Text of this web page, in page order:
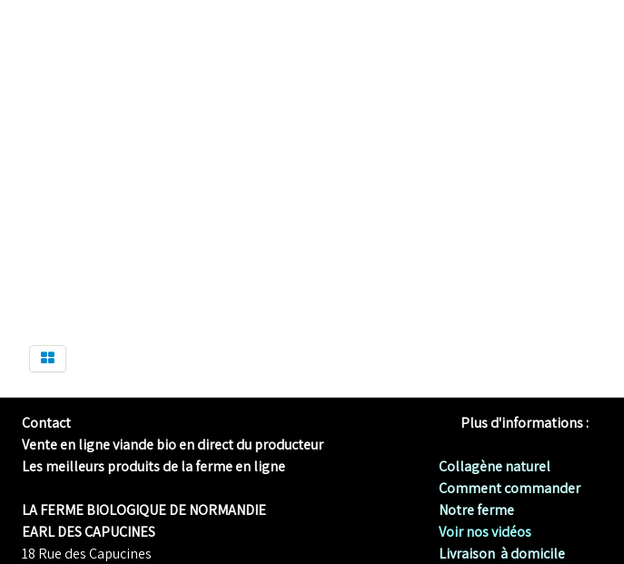
Contact
Vente en ligne viande bio en direct du producteur
Les meilleurs produits de la ferme en ligne
LA FERME BIOLOGIQUE DE NORMANDIE
EARL DES CAPUCINES
18 Rue des Capucines
Plus d'informations :
Collagène naturel
Comment commander
Notre ferme
Voir nos vidéos
Livraison à domicile